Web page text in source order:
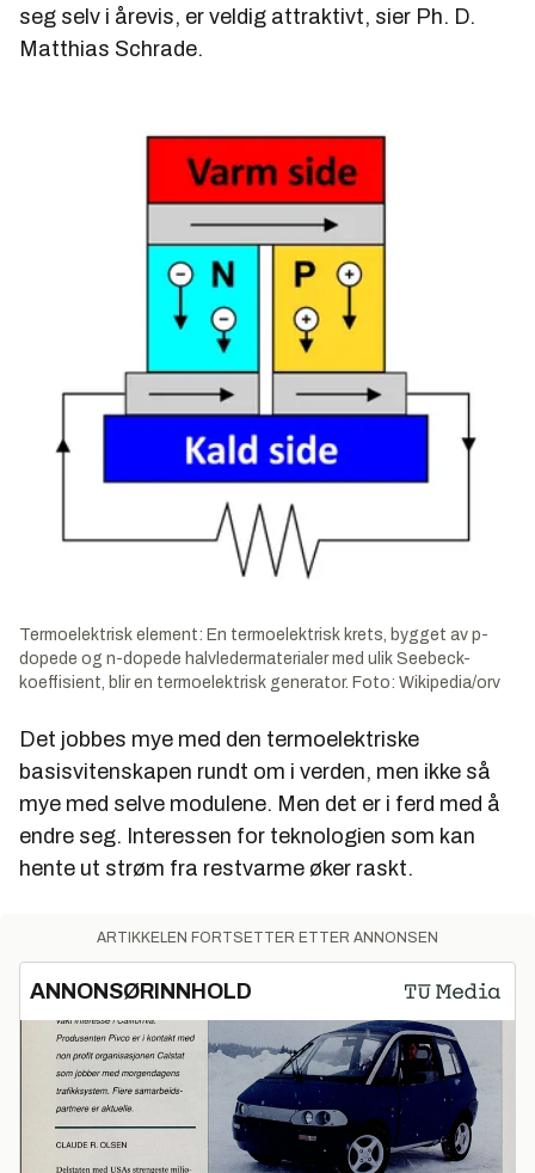
seg selv i årevis, er veldig attraktivt, sier Ph. D.
Matthias Schrade.
Termoelektrisk element: En termoelektrisk krets, bygget av p-
dopede og n-dopede halvledermaterialer med ulik Seebeck-
koeffisient, blir en termoelektrisk generator. Foto: Wikipedia/orv
Det jobbes mye med den termoelektriske
basisvitenskapen rundt om i verden, men ikke så
mye med selve modulene. Men det er i ferd med å
endre seg. Interessen for teknologien som kan
hente ut strøm fra restvarme øker raskt.
ARTIKKELEN FORTSETTER ETTER ANNONSEN
ANNONSØRINNHOLD